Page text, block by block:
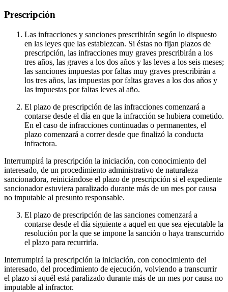
Prescripción
Las infracciones y sanciones prescribirán según lo dispuesto
en las leyes que las establezcan. Si éstas no fijan plazos de
prescripción, las infracciones muy graves prescribirán a los
tres años, las graves a los dos años y las leves a los seis meses;
las sanciones impuestas por faltas muy graves prescribirán a
los tres años, las impuestas por faltas graves a los dos años y
las impuestas por faltas leves al año.
El plazo de prescripción de las infracciones comenzará a
contarse desde el día en que la infracción se hubiera cometido.
En el caso de infracciones continuadas o permanentes, el
plazo comenzará a correr desde que finalizó la conducta
infractora.
Interrumpirá la prescripción la iniciación, con conocimiento del
interesado, de un procedimiento administrativo de naturaleza
sancionadora, reiniciándose el plazo de prescripción si el expediente
sancionador estuviera paralizado durante más de un mes por causa
no imputable al presunto responsable.
El plazo de prescripción de las sanciones comenzará a
contarse desde el día siguiente a aquel en que sea ejecutable la
resolución por la que se impone la sanción o haya transcurrido
el plazo para recurrirla.
Interrumpirá la prescripción la iniciación, con conocimiento del
interesado, del procedimiento de ejecución, volviendo a transcurrir
el plazo si aquél está paralizado durante más de un mes por causa no
imputable al infractor.